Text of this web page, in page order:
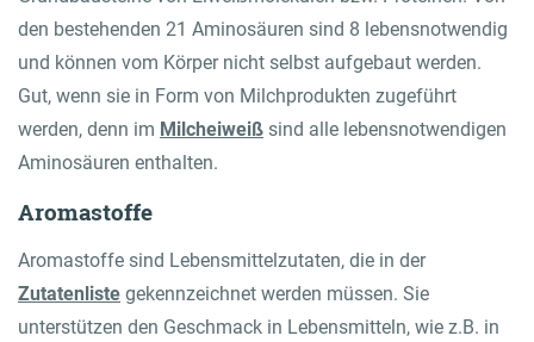
den bestehenden 21 Aminosäuren sind 8 lebensnotwendig
und können vom Körper nicht selbst aufgebaut werden.
Gut, wenn sie in Form von Milchprodukten zugeführt
werden, denn im Milcheiweiß sind alle lebensnotwendigen
Aminosäuren enthalten.
Aromastoffe
Aromastoffe sind Lebensmittelzutaten, die in der
Zutatenliste gekennzeichnet werden müssen. Sie
unterstützen den Geschmack in Lebensmitteln, wie z.B. in